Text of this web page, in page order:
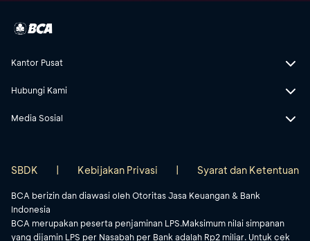
Kantor Pusat
Hubungi Kami
Media Sosial
BCA berizin dan diawasi oleh Otoritas Jasa Keuangan & Bank
Indonesia
BCA merupakan peserta penjaminan LPS.Maksimum nilai simpanan
yang dijamin LPS per Nasabah per Bank adalah Rp2 miliar. Untuk cek
SBDK | Kebijakan Privasi | Syarat dan Ketentuan